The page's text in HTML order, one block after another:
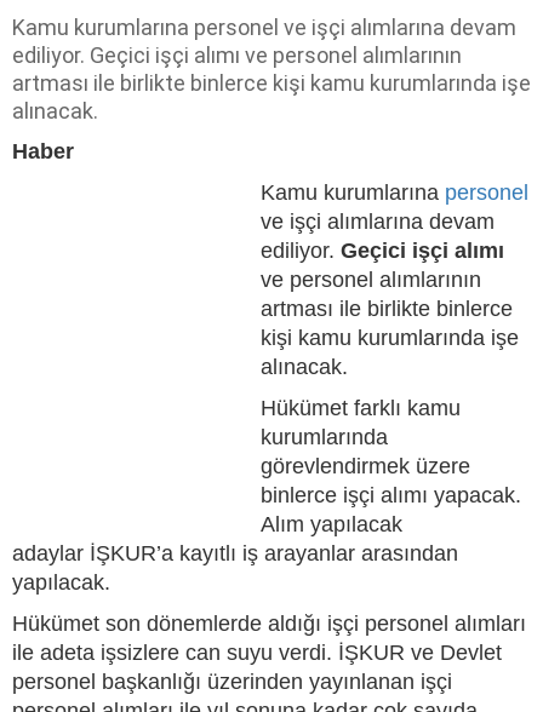
Kamu kurumlarına personel ve işçi alımlarına devam
ediliyor. Geçici işçi alımı ve personel alımlarının
artması ile birlikte binlerce kişi kamu kurumlarında işe
alınacak.
Haber
Kamu kurumlarına personel
ve işçi alımlarına devam
ediliyor. Geçici işçi alımı
ve personel alımlarının
artması ile birlikte binlerce
kişi kamu kurumlarında işe
alınacak.
Hükümet farklı kamu
kurumlarında
görevlendirmek üzere
binlerce işçi alımı yapacak.
Alım yapılacak
adaylar İŞKUR’a kayıtlı iş arayanlar arasından
yapılacak.
Hükümet son dönemlerde aldığı işçi personel alımları
ile adeta işsizlere can suyu verdi. İŞKUR ve Devlet
personel başkanlığı üzerinden yayınlanan işçi